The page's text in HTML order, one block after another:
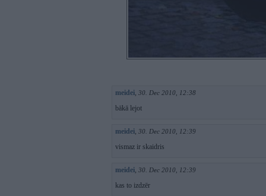
meidei, 30. Dec 2010, 12:38
bākā lejot
meidei, 30. Dec 2010, 12:39
vismaz ir skaidris
meidei, 30. Dec 2010, 12:39
kas to izdzēr